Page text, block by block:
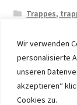
Wir verwenden
personalisierte
unseren
akzeptieren“
Cookies zu.
Trappes,
© 2026 Eruon